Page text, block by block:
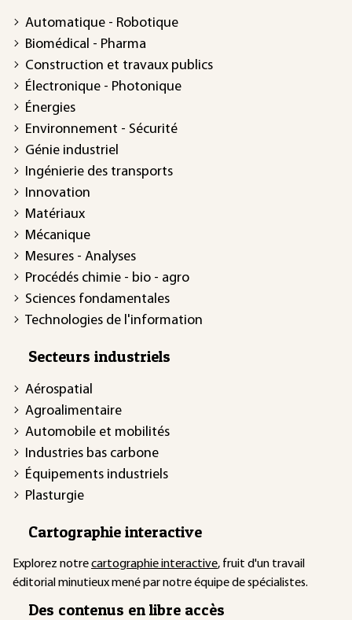
Automatique - Robotique
Biomédical - Pharma
Construction et travaux publics
Électronique - Photonique
Énergies
Environnement - Sécurité
Génie industriel
Ingénierie des transports
Innovation
Matériaux
Mécanique
Mesures - Analyses
Procédés chimie - bio - agro
Sciences fondamentales
Technologies de l'information
Secteurs industriels
Aérospatial
Agroalimentaire
Automobile et mobilités
Industries bas carbone
Équipements industriels
Plasturgie
Cartographie interactive
Explorez notrecartographie interactive, fruit d'un travail
éditorial minutieux mené par notre équipe de spécialistes.
Des contenus en libre accès